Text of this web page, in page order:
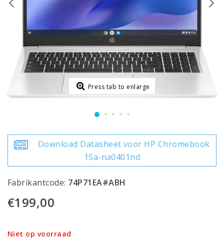
Press tab to enlarge
Download Datasheet voor HP Chromebook
15a-na0401nd
Fabrikantcode: 74P71EA#ABH
€199,00
Niet op voorraad